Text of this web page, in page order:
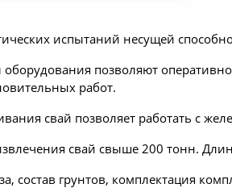
испытаний несущей
позволяют
работ.
свай позволяет работать с
свай свыше 200 тонн.
состав грунтов, комплектация